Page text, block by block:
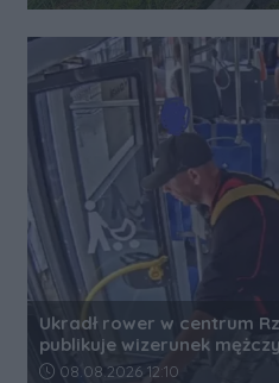
Ukradł rower w centrum
publikuje wizerunek
Data dodania artykułu:
08.08.2026 12:10